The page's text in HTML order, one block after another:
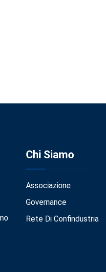
Chi Siamo
Associazione
Governance
Rete Di Confindustria